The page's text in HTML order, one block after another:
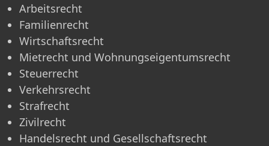
Arbeitsrecht
Familienrecht
Wirtschaftsrecht
Mietrecht und Wohnungseigentumsrecht
Steuerrecht
Verkehrsrecht
Strafrecht
Zivilrecht
Handelsrecht und Gesellschaftsrecht